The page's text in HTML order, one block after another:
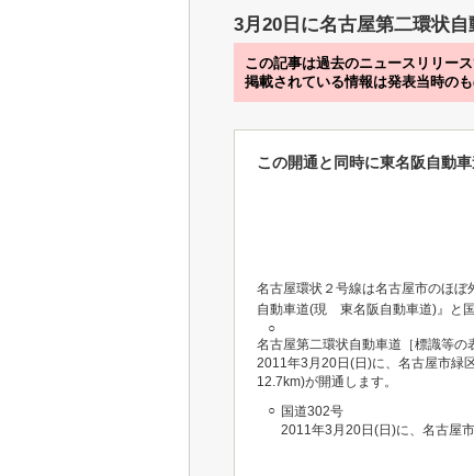
3月20日に名古屋第二環状
この記事は過去のニュースリリース
掲載されている情報は発表当時の
この開通と同時に東名阪自動
名古屋環状２号線は名古屋市のほ
自動車道(現 東名阪自動車道)』と
○
名古屋第二環状自動車道［標識等の
2011年3月20日(日)に、名古屋市緑
12.7km)が開通します。
○ 国道302号
2011年3月20日(日)に、名古屋